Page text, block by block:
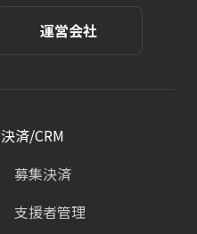
運営会社
決済/CRM
募集決済
支援者管理